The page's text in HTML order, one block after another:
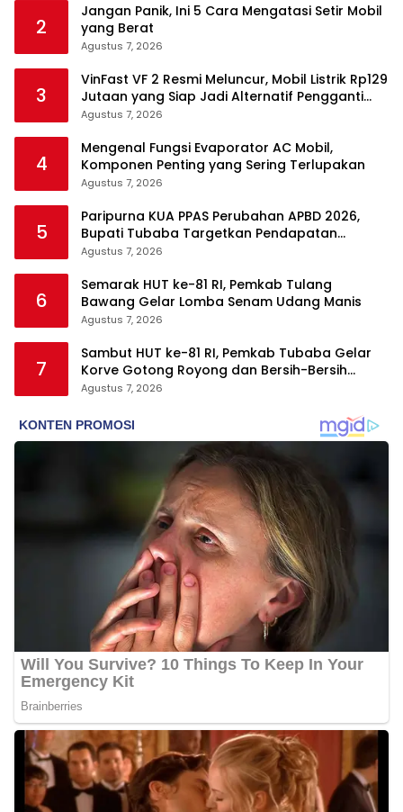
2
Jangan Panik, Ini 5 Cara Mengatasi Setir Mobil
yang Berat
Agustus 7, 2026
3
VinFast VF 2 Resmi Meluncur, Mobil Listrik Rp129
Jutaan yang Siap Jadi Alternatif Pengganti
Motor
Agustus 7, 2026
4
Mengenal Fungsi Evaporator AC Mobil,
Komponen Penting yang Sering Terlupakan
Agustus 7, 2026
5
Paripurna KUA PPAS Perubahan APBD 2026,
Bupati Tubaba Targetkan Pendapatan
Daerah Rp820,3 Miliar
Agustus 7, 2026
6
Semarak HUT ke-81 RI, Pemkab Tulang
Bawang Gelar Lomba Senam Udang Manis
Agustus 7, 2026
7
Sambut HUT ke-81 RI, Pemkab Tubaba Gelar
Korve Gotong Royong dan Bersih-Bersih
Serentak
Agustus 7, 2026